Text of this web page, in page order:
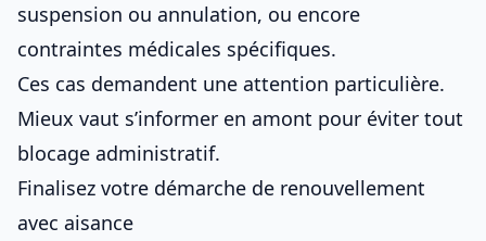
suspension ou annulation, ou encore
contraintes médicales spécifiques.
Ces cas demandent une attention particulière.
Mieux vaut s’informer en amont pour éviter tout
blocage administratif.
Finalisez votre démarche de renouvellement
avec aisance